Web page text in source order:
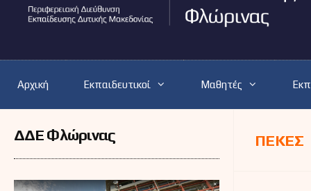
Αρχική Εκπαιδευτικοί Μαθητές
ΠΕΚΕΣ
ΔΔΕ Φλώρινας